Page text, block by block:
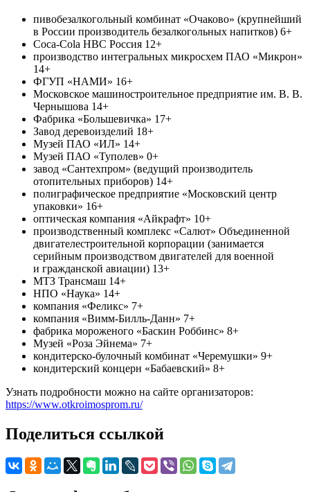
пивобезалкогольный комбинат «Очаково» (крупнейший
в России производитель безалкогольных напитков) 6+
Cоса-Cоla HBC Россия 12+
производство интегральных микросхем ПАО «Микрон»
14+
ФГУП «НАМИ» 16+
Московское машиностроительное предприятие им. В. В.
Чернышова 14+
Фабрика «Большевичка» 17+
Завод деревоизделий 18+
Музей ПАО «ИЛ» 14+
Музей ПАО «Туполев» 0+
завод «Сантехпром» (ведущий производитель
отопительных приборов) 14+
полиграфическое предприятие «Московский центр
упаковки» 16+
оптическая компания «Айкрафт» 10+
производственный комплекс «Салют» Объединенной
двигателестроительной корпорации (занимается
серийным производством двигателей для военной
и гражданской авиации) 13+
МТЗ Трансмаш 14+
НПО «Наука» 14+
компания «Феликс» 7+
компания «Вимм-Билль-Данн» 7+
фабрика мороженого «Баскин Роббинс» 8+
Музей «Роза Эйнема» 7+
кондитерско-булочный комбинат «Черемушки» 9+
кондитерский концерн «Бабаевский» 8+
Узнать подробности можно на сайте организаторов:
https://www.otkroimosprom.ru/
Поделиться ссылкой